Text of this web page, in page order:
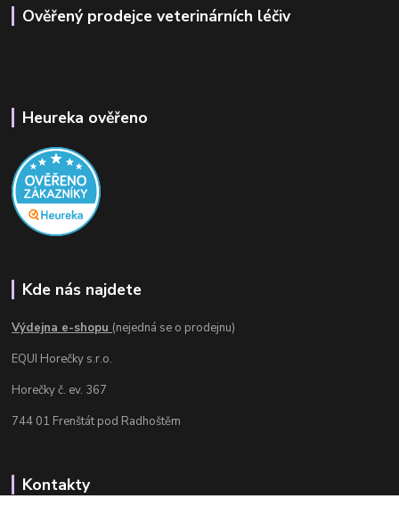
Ověřený prodejce veterinárních léčiv
Heureka ověřeno
Kde nás najdete
Výdejna e-shopu (nejedná se o prodejnu)
EQUI Horečky s.r.o.
Horečky č. ev. 367
744 01 Frenštát pod Radhoštěm
Kontakty